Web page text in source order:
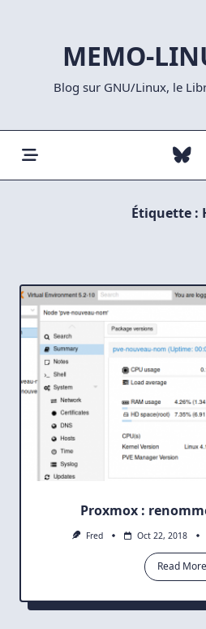
MEMO-
Blog sur GNU/Linux, le
Étiquette :
Proxmox :
Fred Oct 22, 2018
Read More